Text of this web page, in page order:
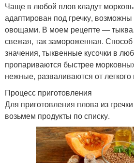
Чаще в любой плов кладут
адаптирован под гречку,
овощами. В моем рецепте —
свежая, так замороженная.
значения, тыквенные кусочки в
пропариваются быстрее
нежные, разваливаются от
Процесс приготовления
Для приготовления плова из
возьмем продукты по списку.